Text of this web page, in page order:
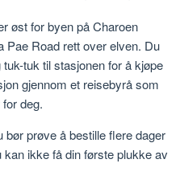
øst for byen på Charoen
Pae Road rett over elven. Du
tuk til stasjonen for å kjøpe
gjennom et reisebyrå som
deg.
bør prøve å bestille flere dager
ikke få din første plukke av